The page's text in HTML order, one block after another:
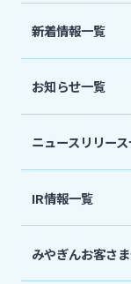
法人・個人事
宮崎銀行につ
ニュースリリ
採用情報
新着情報一覧
お知らせ一覧
ニュースリリー
IR情報一覧
みやぎんお客さ